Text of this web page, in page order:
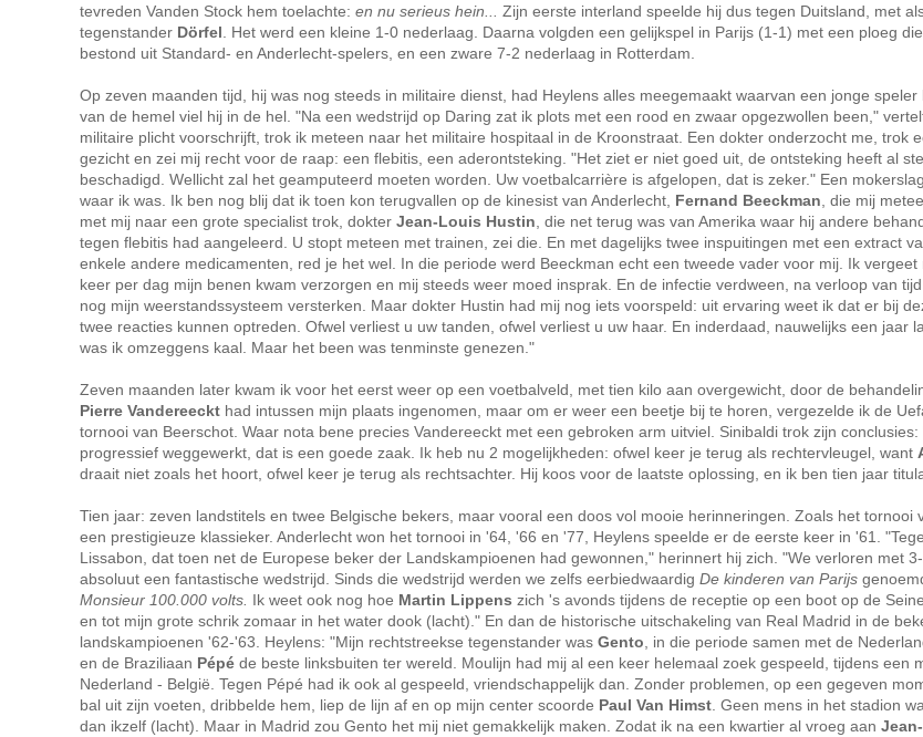
tevreden Vanden Stock hem toelachte: en nu serieus hein...
Zijn eerste interland speelde hij dus tegen Duitsland, met
tegenstander Dörfel . Het werd een kleine 1-0 nederlaag. Daarna volgden een gelijkspel in Parijs (1-1) met een ploeg
bestond uit Standard- en Anderlecht-spelers, en een zware 7-2 nederlaag in Rotterdam.
Op zeven maanden tijd, hij was nog steeds in militaire dienst, had Heylens alles meegemaakt waarvan een jonge
van de hemel viel hij in de hel. "Na een wedstrijd op Daring zat ik plots met een rood en zwaar opgezwollen been,"
militaire plicht voorschrijft, trok ik meteen naar het militaire hospitaal in de Kroonstraat. Een dokter onderzocht me, trok
gezicht en zei mij recht voor de raap: een flebitis, een aderontsteking. "Het ziet er niet goed uit, de ontsteking heeft al
beschadigd. Wellicht zal het geamputeerd moeten worden. Uw voetbalcarrière is afgelopen, dat is zeker." Een
waar ik was. Ik ben nog blij dat ik toen kon terugvallen op de kinesist van Anderlecht, Fernand Beeckman , die mij
met mij naar een grote specialist trok, dokter Jean-Louis Hustin , die net terug was van Amerika waar hij andere
tegen flebitis had aangeleerd. U stopt meteen met trainen, zei die. En met dagelijks twee inspuitingen met een extract
enkele andere medicamenten, red je het wel. In die periode werd Beeckman echt een tweede vader voor mij. Ik vergeet
keer per dag mijn benen kwam verzorgen en mij steeds weer moed insprak. En de infectie verdween, na verloop van
nog mijn weerstandssysteem versterken. Maar dokter Hustin had mij nog iets voorspeld: uit ervaring weet ik dat er bij
twee reacties kunnen optreden. Ofwel verliest u uw tanden, ofwel verliest u uw haar. En inderdaad, nauwelijks een jaar
was ik omzeggens kaal. Maar het been was tenminste genezen."
Zeven maanden later kwam ik voor het eerst weer op een voetbalveld, met tien kilo aan overgewicht, door de
Pierre Vandereeckt had intussen mijn plaats ingenomen, maar om er weer een beetje bij te horen, vergezelde ik de
tornooi van Beerschot. Waar nota bene precies Vandereeckt met een gebroken arm uitviel. Sinibaldi trok zijn
progressief weggewerkt, dat is een goede zaak. Ik heb nu 2 mogelijkheden: ofwel keer je terug als rechtervleugel, want
draait niet zoals het hoort, ofwel keer je terug als rechtsachter. Hij koos voor de laatste oplossing, en ik ben tien jaar
Tien jaar: zeven landstitels en twee Belgische bekers, maar vooral een doos vol mooie herinneringen. Zoals het tornooi
een prestigieuze klassieker. Anderlecht won het tornooi in '64, '66 en '77, Heylens speelde er de eerste keer in '61.
Lissabon, dat toen net de Europese beker der Landskampioenen had gewonnen," herinnert hij zich. "We verloren met
absoluut een fantastische wedstrijd. Sinds die wedstrijd werden we zelfs eerbiedwaardig De kinderen van Parijs
Monsieur 100.000 volts. Ik weet ook nog hoe Martin Lippens zich 's avonds tijdens de receptie op een boot op de
en tot mijn grote schrik zomaar in het water dook (lacht)." En dan de historische uitschakeling van Real Madrid in de
landskampioenen '62-'63. Heylens: "Mijn rechtstreekse tegenstander was Gento , in die periode samen met de
en de Braziliaan Pépé de beste linksbuiten ter wereld. Moulijn had mij al een keer helemaal zoek gespeeld, tijdens een
Nederland - België. Tegen Pépé had ik ook al gespeeld, vriendschappelijk dan. Zonder problemen, op een gegeven
bal uit zijn voeten, dribbelde hem, liep de lijn af en op mijn center scoorde Paul Van Himst . Geen mens in het stadion
dan ikzelf (lacht). Maar in Madrid zou Gento het mij niet gemakkelijk maken. Zodat ik na een kwartier al vroeg aan